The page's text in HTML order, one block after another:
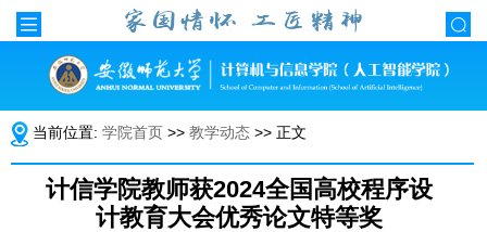
当前位置: 学院首页 >> 教学动态 >> 正文
计信学院教师获2024全国高校程序设
计教育大会优秀论文特等奖